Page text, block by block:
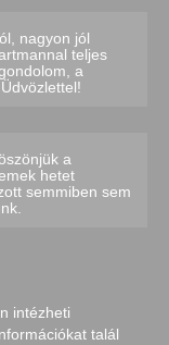
nagyon jól
teljes
a
a
hetet
semmiben sem
intézheti
talál